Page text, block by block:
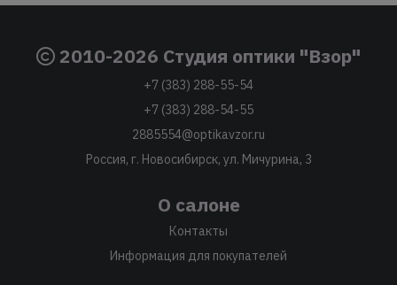
2010-2026 Студия оптики "Взор"
+7 (383) 288-55-54
+7 (383) 288-54-55
2885554@optikavzor.ru
Россия, г. Новосибирск, ул. Мичурина, 3
О салоне
Контакты
Информация для покупателей